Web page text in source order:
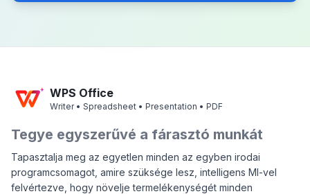
WPS Office
Writer • Spreadsheet • Presentation • PDF
Tegye egyszerűvé a fárasztó munkát
Tapasztalja meg az egyetlen minden az egyben irodai
programcsomagot, amire szüksége lesz, intelligens MI-vel
felvértezve, hogy növelje termelékenységét minden